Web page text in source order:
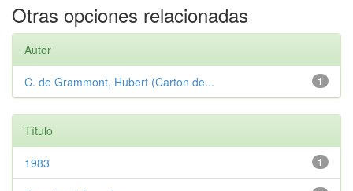
Otras opciones relacionadas
Autor
1
C. de Grammont, Hubert (Carton de...
Título
1
1983